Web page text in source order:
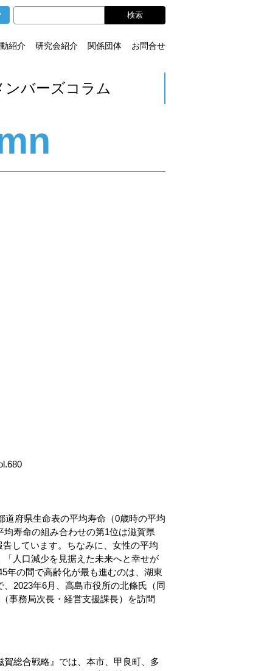
紹介 研究会紹介 関係団体 お問合せ
ンバーズコラム
道府県生命表の平均寿命（0歳時の平均
寿命の組み合わせの第1位は滋賀県
しています。ちなみに、女性の平均
人口減少を見据えた未来へと幸せが
年の間で高齢化が最も進むのは、湖東
2023年6月、高島市役所の北條氏（同
事務局次長・経営支援課長）を訪問
賀総合戦略』では、本市、甲良町、多